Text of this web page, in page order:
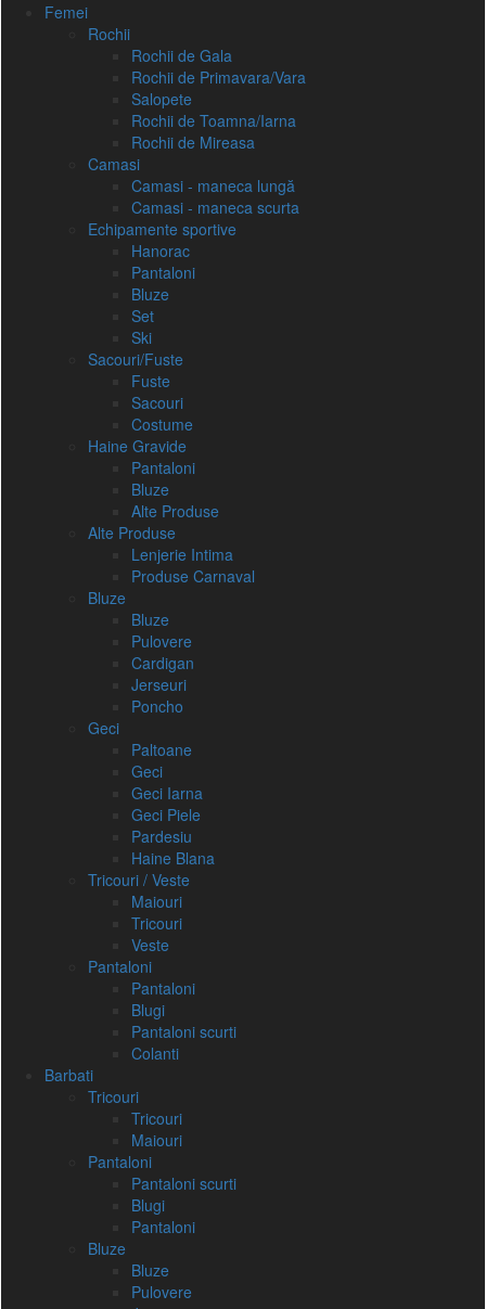
Femei
Rochii
Rochii de Gala
Rochii de Primavara/Vara
Salopete
Rochii de Toamna/Iarna
Rochii de Mireasa
Camasi
Camasi - maneca lungă
Camasi - maneca scurta
Echipamente sportive
Hanorac
Pantaloni
Bluze
Set
Ski
Sacouri/Fuste
Fuste
Sacouri
Costume
Haine Gravide
Pantaloni
Bluze
Alte Produse
Alte Produse
Lenjerie Intima
Produse Carnaval
Bluze
Bluze
Pulovere
Cardigan
Jerseuri
Poncho
Geci
Paltoane
Geci
Geci Iarna
Geci Piele
Pardesiu
Haine Blana
Tricouri / Veste
Maiouri
Tricouri
Veste
Pantaloni
Pantaloni
Blugi
Pantaloni scurti
Colanti
Barbati
Tricouri
Tricouri
Maiouri
Pantaloni
Pantaloni scurti
Blugi
Pantaloni
Bluze
Bluze
Pulovere